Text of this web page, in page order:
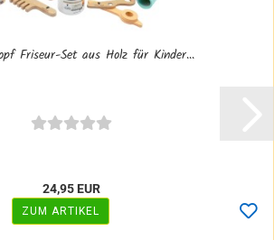
Friseur-Set aus Holz für Kinder...
24,95 EUR
ZUM ARTIKEL